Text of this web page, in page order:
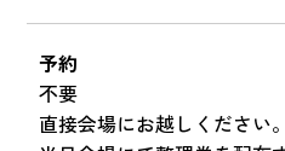
予約
不要
直接会場にお越しください。